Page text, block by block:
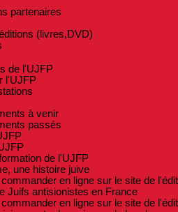
partenaires
(livres,DVD)
de l'UJFP
l'UJFP
à venir
passés
de l'UJFP
une histoire juive
en ligne sur le site de
Juifs antisionistes en France
en ligne sur le site de